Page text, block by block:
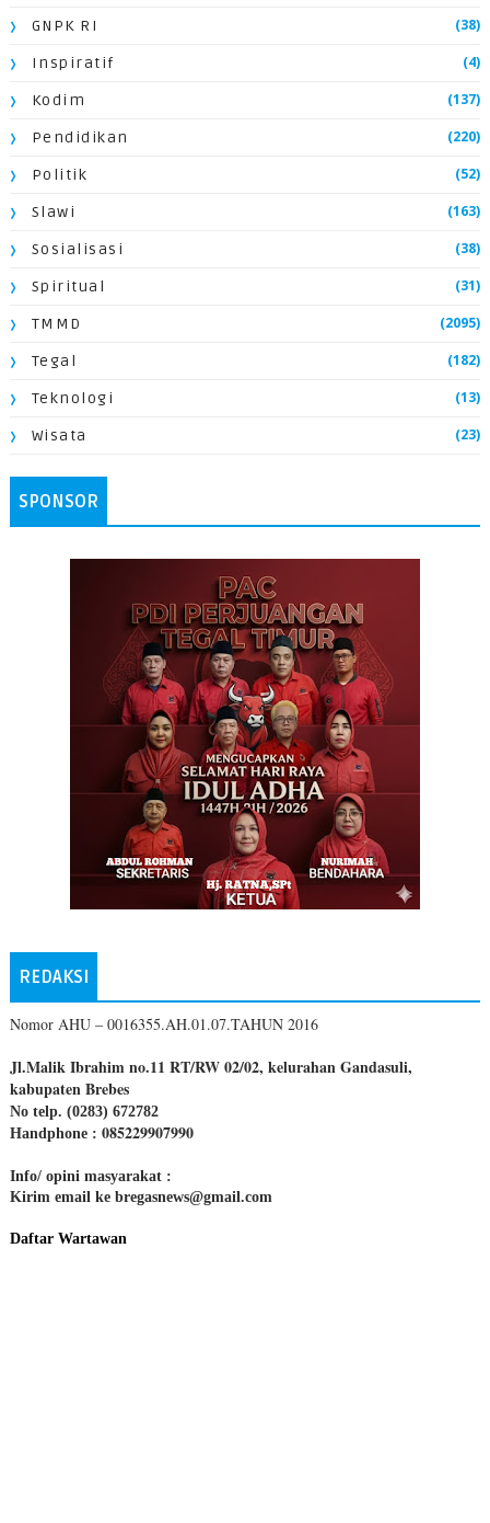
GNPK RI (38)
Inspiratif (4)
Kodim (137)
Pendidikan (220)
Politik (52)
Slawi (163)
Sosialisasi (38)
Spiritual (31)
TMMD (2095)
Tegal (182)
Teknologi (13)
Wisata (23)
SPONSOR
REDAKSI
Nomor AHU – 0016355.AH.01.07.TAHUN 2016
Jl.Malik Ibrahim no.11 RT/RW 02/02, kelurahan Gandasuli,
kabupaten Brebes
No telp. (0283) 672782
Handphone : 085229907990
Info/ opini masyarakat :
Kirim email ke bregasnews@gmail.com
Daftar Wartawan